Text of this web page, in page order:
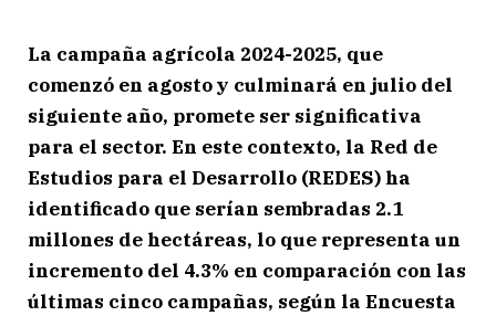
La campaña agrícola 2024-2025, que
comenzó en agosto y culminará en julio del
siguiente año, promete ser significativa
para el sector. En este contexto, la Red de
Estudios para el Desarrollo (REDES) ha
identificado que serían sembradas 2.1
millones de hectáreas, lo que representa un
incremento del 4.3% en comparación con las
últimas cinco campañas, según la Encuesta